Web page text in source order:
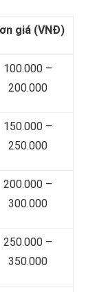
giá (VNĐ)
100.000 –
200.000
150.000 –
250.000
200.000 –
300.000
250.000 –
350.000